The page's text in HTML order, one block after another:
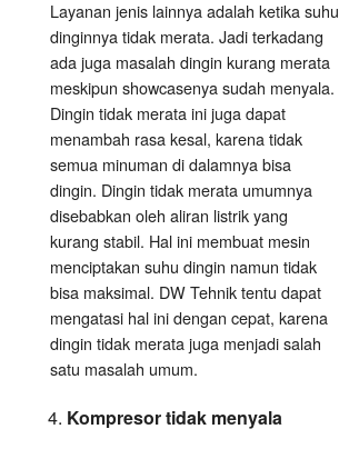
Layanan jenis lainnya adalah ketika suhu
dinginnya tidak merata. Jadi terkadang
ada juga masalah dingin kurang merata
meskipun showcasenya sudah menyala.
Dingin tidak merata ini juga dapat
menambah rasa kesal, karena tidak
semua minuman di dalamnya bisa
dingin. Dingin tidak merata umumnya
disebabkan oleh aliran listrik yang
kurang stabil. Hal ini membuat mesin
menciptakan suhu dingin namun tidak
bisa maksimal. DW Tehnik tentu dapat
mengatasi hal ini dengan cepat, karena
dingin tidak merata juga menjadi salah
satu masalah umum.
Kompresor tidak menyala